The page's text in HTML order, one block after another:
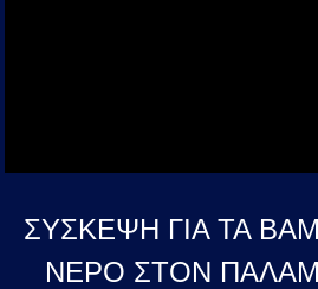
ΣΥΣΚΕΨΗ ΓΙΑ ΤΑ
ΝΕΡΟ ΣΤΟΝ